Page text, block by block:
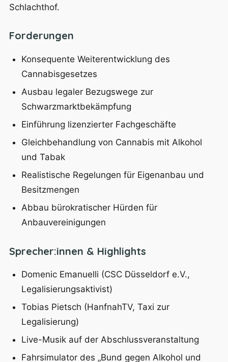
Schlachthof.
Forderungen
Konsequente Weiterentwicklung des
Cannabisgesetzes
Ausbau legaler Bezugswege zur
Schwarzmarktbekämpfung
Einführung lizenzierter Fachgeschäfte
Gleichbehandlung von Cannabis mit Alkohol
und Tabak
Realistische Regelungen für Eigenanbau und
Besitzmengen
Abbau bürokratischer Hürden für
Anbauvereinigungen
Sprecher:innen & Highlights
Domenic Emanuelli (CSC Düsseldorf e.V.,
Legalisierungsaktivist)
Tobias Pietsch (HanfnahTV, Taxi zur
Legalisierung)
Live-Musik auf der Abschlussveranstaltung
Fahrsimulator des „Bund gegen Alkohol und